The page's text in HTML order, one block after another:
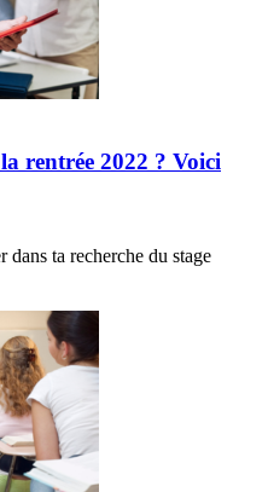
rentrée 2022 ? Voici
dans ta recherche du stage